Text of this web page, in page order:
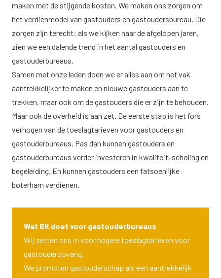
maken met de stijgende kosten. We maken ons zorgen om
het verdienmodel van gastouders en gastoudersbureau. Die
zorgen zijn terecht: als we kijken naar de afgelopen jaren,
zien we een dalende trend in het aantal gastouders en
gastouderbureaus.
Samen met onze leden doen we er alles aan om het vak
aantrekkelijker te maken en nieuwe gastouders aan te
trekken, maar ook om de gastouders die er zijn te behouden.
Maar ook de overheid is aan zet. De eerste stap is het fors
verhogen van de toeslagtarieven voor gastouders en
gastouderbureaus. Pas dan kunnen gastouders en
gastouderbureaus verder investeren in kwaliteit, scholing en
begeleiding. En kunnen gastouders een fatsoenlijke
boterham verdienen.
Wat BK doet voor gastouderbureaus
Wij zetten ons in voor hogere toeslagtarieven voor
gastouderopvang.
We promoten gastouderschap als een aantrekkelijk